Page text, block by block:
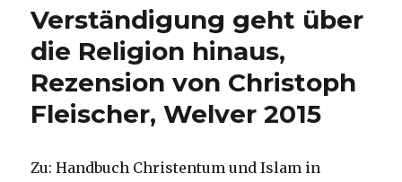
als
Verständigung geht über
die Religion hinaus,
Rezension von Christoph
Fleischer, Welver 2015
Zu: Handbuch Christentum und Islam in